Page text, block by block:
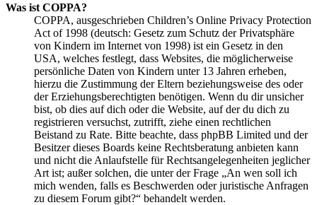
Was ist COPPA?
COPPA, ausgeschrieben Children’s Online Privacy Protection
Act of 1998 (deutsch: Gesetz zum Schutz der Privatsphäre
von Kindern im Internet von 1998) ist ein Gesetz in den
USA, welches festlegt, dass Websites, die möglicherweise
persönliche Daten von Kindern unter 13 Jahren erheben,
hierzu die Zustimmung der Eltern beziehungsweise des oder
der Erziehungsberechtigten benötigen. Wenn du dir unsicher
bist, ob dies auf dich oder die Website, auf der du dich zu
registrieren versuchst, zutrifft, ziehe einen rechtlichen
Beistand zu Rate. Bitte beachte, dass phpBB Limited und der
Besitzer dieses Boards keine Rechtsberatung anbieten kann
und nicht die Anlaufstelle für Rechtsangelegenheiten jeglicher
Art ist; außer solchen, die unter der Frage „An wen soll ich
mich wenden, falls es Beschwerden oder juristische Anfragen
zu diesem Forum gibt?“ behandelt werden.